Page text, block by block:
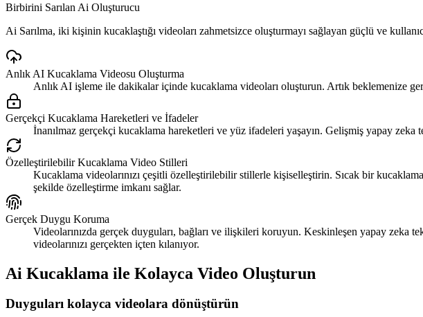
Birbirini Sarılan Ai Oluşturucu
Ai Sarılma, iki kişinin kucaklaştığı videoları zahmetsizce oluşturmayı sağlayan güçlü ve
Anlık AI Kucaklama Videosu Oluşturma
Anlık AI işleme ile dakikalar içinde kucaklama videoları oluşturun. Artık beklemenize
Gerçekçi Kucaklama Hareketleri ve İfadeler
İnanılmaz gerçekçi kucaklama hareketleri ve yüz ifadeleri yaşayın. Gelişmiş yapay
Özelleştirilebilir Kucaklama Video Stilleri
Kucaklama videolarınızı çeşitli özelleştirilebilir stillerle kişiselleştirin. Sıcak bir
şekilde özelleştirme imkanı sağlar.
Gerçek Duygu Koruma
Videolarınızda gerçek duyguları, bağları ve ilişkileri koruyun. Keskinleşen yapay zeka
videolarınızı gerçekten içten kılanıyor.
Ai Kucaklama ile Kolayca Video Oluşturun
Duyguları kolayca videolara dönüştürün